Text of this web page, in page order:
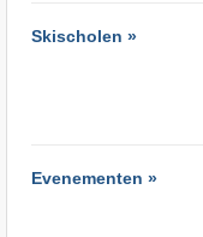
Skischolen »
Evenementen »